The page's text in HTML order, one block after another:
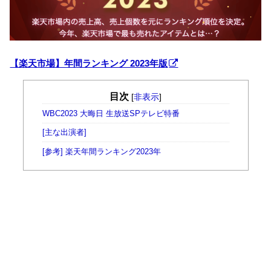
【楽天市場】年間ランキング 2023年版
目次 [非表示]
WBC2023 大晦日 生放送SPテレビ特番
[主な出演者]
[参考] 楽天年間ランキング2023年